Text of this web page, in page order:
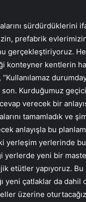
sürdürdüklerini
prefabrik evlerimizin
gerçekleştiriyoruz.
konteyner kentlerin
Kurduğumuz
verecek bir
tamamladık ve
anlayışla bu
yerlerinde bu
yeni bir
etütler yapıyoruz.
yeni çatlaklar da dahil
üzerine